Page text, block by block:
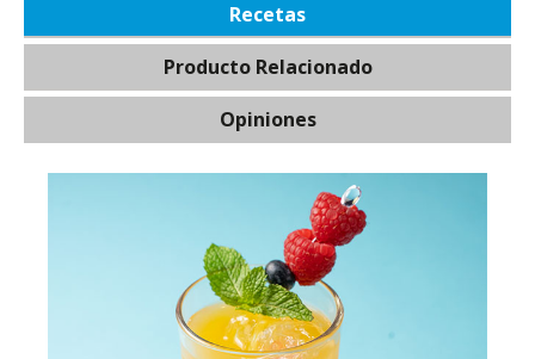
Recetas
Producto Relacionado
Opiniones